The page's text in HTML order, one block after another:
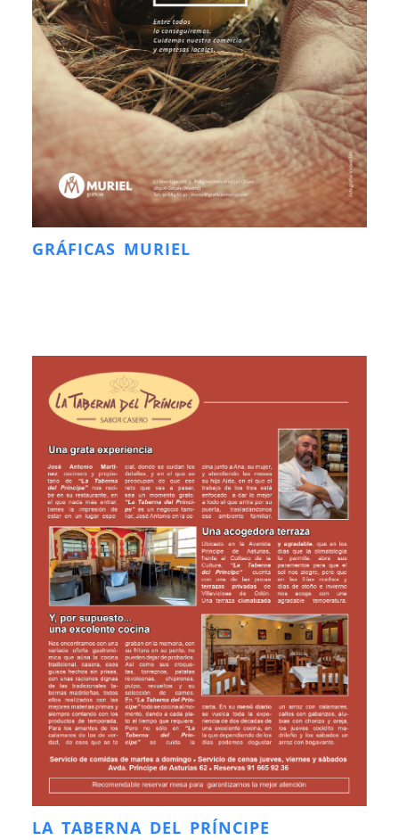
GRÁFICAS MURIEL
LA TABERNA DEL PRÍNCIPE